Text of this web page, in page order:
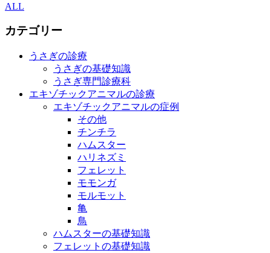
ALL
カテゴリー
うさぎの診療
うさぎの基礎知識
うさぎ専門診療科
エキゾチックアニマルの診療
エキゾチックアニマルの症例
その他
チンチラ
ハムスター
ハリネズミ
フェレット
モモンガ
モルモット
亀
鳥
ハムスターの基礎知識
フェレットの基礎知識